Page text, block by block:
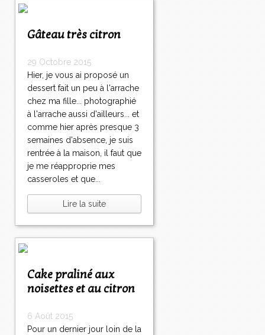
Gâteau très citron
29 Octobre 2015
Hier, je vous ai proposé un
dessert fait un peu à l'arrache
chez ma fille... photographié
à l'arrache aussi d'ailleurs... et
comme hier après presque 3
semaines d'absence, je suis
rentrée à la maison, il faut que
je me réapproprie mes
casseroles et que...
Lire la suite
Cake praliné aux
noisettes et au citron
6 Août 2015
Pour un dernier jour loin de la